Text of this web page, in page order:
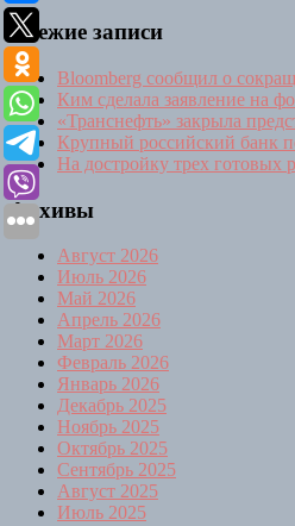
Свежие записи
Bloomberg сообщил о
Ким сделала заявление на
«Транснефть» закрыла
Крупный российский банк
На достройку трех готовых
Архивы
Август 2026
Июль 2026
Май 2026
Апрель 2026
Март 2026
Февраль 2026
Январь 2026
Декабрь 2025
Ноябрь 2025
Октябрь 2025
Сентябрь 2025
Август 2025
Июль 2025